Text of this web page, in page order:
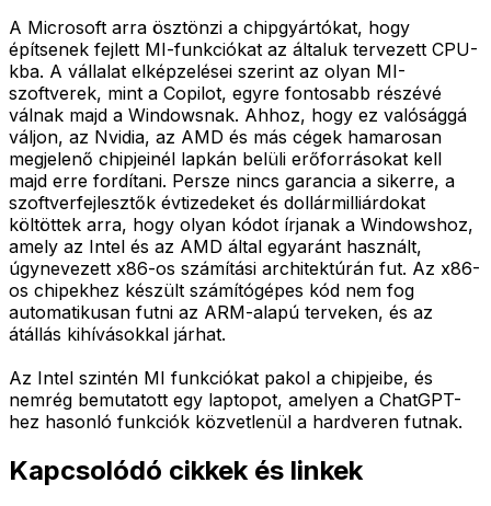
A Microsoft arra ösztönzi a chipgyártókat, hogy
építsenek fejlett MI-funkciókat az általuk tervezett CPU-
kba. A vállalat elképzelései szerint az olyan MI-
szoftverek, mint a Copilot, egyre fontosabb részévé
válnak majd a Windowsnak. Ahhoz, hogy ez valósággá
váljon, az Nvidia, az AMD és más cégek hamarosan
megjelenő chipjeinél lapkán belüli erőforrásokat kell
majd erre fordítani. Persze nincs garancia a sikerre, a
szoftverfejlesztők évtizedeket és dollármilliárdokat
költöttek arra, hogy olyan kódot írjanak a Windowshoz,
amely az Intel és az AMD által egyaránt használt,
úgynevezett x86-os számítási architektúrán fut. Az x86-
os chipekhez készült számítógépes kód nem fog
automatikusan futni az ARM-alapú terveken, és az
átállás kihívásokkal járhat.
Az Intel szintén MI funkciókat pakol a chipjeibe, és
nemrég bemutatott egy laptopot, amelyen a ChatGPT-
hez hasonló funkciók közvetlenül a hardveren futnak.
Kapcsolódó cikkek és linkek